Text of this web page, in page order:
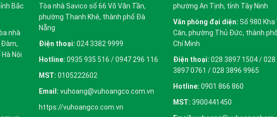
Bắc
nhà
Đàm,
Nội
Tòa nhà Savico số 66 Võ Văn Tần,
phường Thanh Khê, thành phố Đà
Nẵng
Điện thoại: 024 3382 9999
Hotline: 0935 935 516 / 0947 296 116
MST: 0105222602
Email: vuhoang@vuhoangco.com.vn
https://vuhoangco.com.vn
phường An Tịnh, tỉnh Tây Ninh
Văn phòng đại diện: Số 980 Kha
Cân, phường Thủ Đức, thành
Chí Minh
Điện thoại: 028 3897 1504 / 028
3897 0761 / 028 3896 9965
Hotline: 0901 866 860
MST: 3900441450